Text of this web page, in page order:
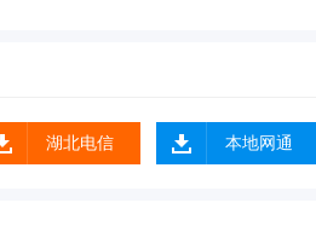
方式；
的特级教师，循序渐进，直击要
湖北电信 本地网通